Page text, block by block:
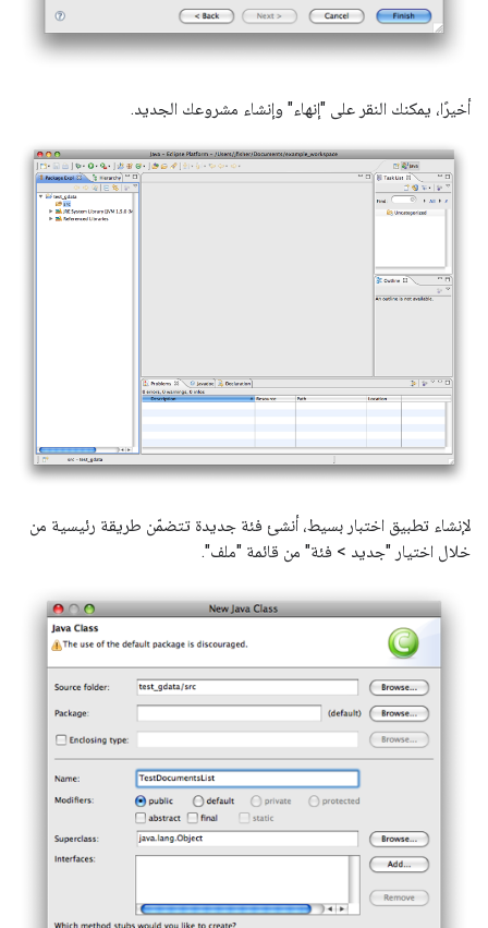
أخيرًا، يمكنك النقر على "إنهاء" وإنشاء مشروعك الجديد.
لإنشاء تطبيق اختبار بسيط، أنشئ فئة جديدة تتضمّن طريقة رئيسية من
خلال اختيار "جديد > فئة" من قائمة "ملف".